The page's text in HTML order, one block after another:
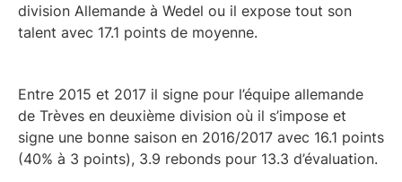
division Allemande à Wedel ou il expose tout son
talent avec 17.1 points de moyenne.
Entre 2015 et 2017 il signe pour l’équipe allemande
de Trèves en deuxième division où il s’impose et
signe une bonne saison en 2016/2017 avec 16.1 points
(40% à 3 points), 3.9 rebonds pour 13.3 d’évaluation.